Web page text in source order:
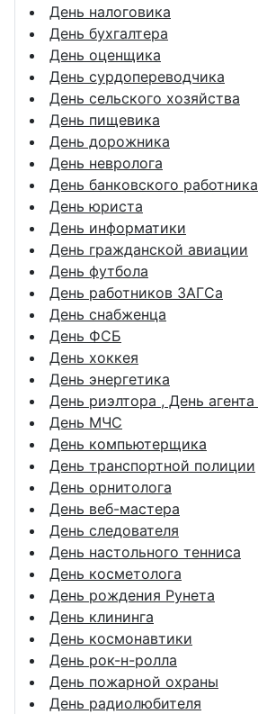
День налоговика
День бухгалтера
День оценщика
День сурдопереводчика
День сельского хозяйства
День пищевика
День дорожника
День невролога
День банковского работника
День юриста
День информатики
День гражданской авиации
День футбола
День работников ЗАГСа
День снабженца
День ФСБ
День хоккея
День энергетика
День риэлтора , День
День МЧС
День компьютерщика
День транспортной полиции
День орнитолога
День веб-мастера
День следователя
День настольного тенниса
День косметолога
День рождения Рунета
День клининга
День космонавтики
День рок-н-ролла
День пожарной охраны
День радиолюбителя